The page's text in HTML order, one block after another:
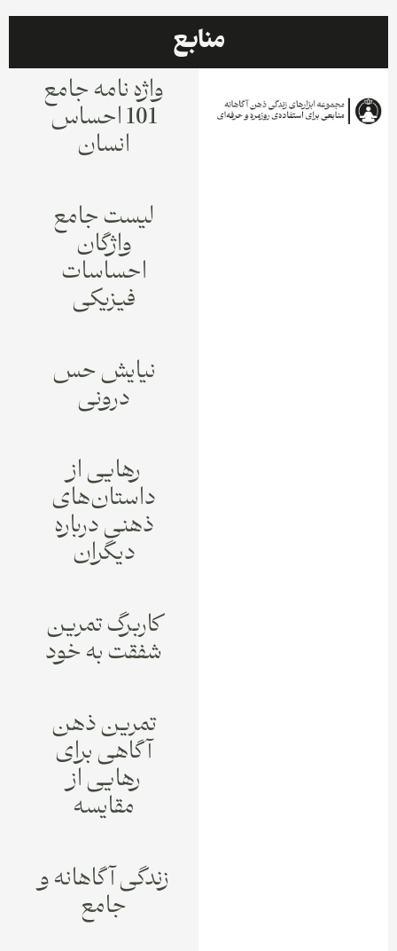
منابع
واژه نامه جامع
101 احساس
انسان
لیست جامع
واژگان
احساسات
فیزیکی
نیایش حس
درونی
رهایی از
داستان‌های
ذهنی درباره
دیگران
کاربرگ تمرین
شفقت به خود
تمرین ذهن
آگاهی برای
رهایی از
مقایسه
زندگی آگاهانه و
جامع